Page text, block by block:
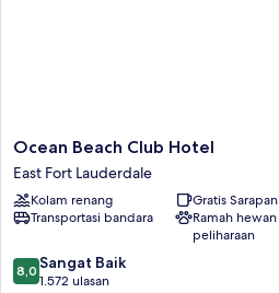
Ocean
Beach
Club
Hotel
East
Lauderdale
Ocean Beach Club Hotel
East Fort Lauderdale
Kolam renang
Gratis Sarapan
Transportasi bandara
Ramah hewan
peliharaan
8.0
dari
8,0 Sangat Baik
1.572 ulasan